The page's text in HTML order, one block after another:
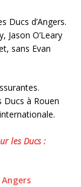
Ducs d’Angers.
Jason O’Leary
sans Evan
Ducs à Rouen
les Ducs :